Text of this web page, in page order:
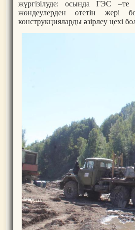
жүргізілуде: осында ГЭС –те
жөндеулерден өтетін жері
конструкцияларды әзірлеу цехі